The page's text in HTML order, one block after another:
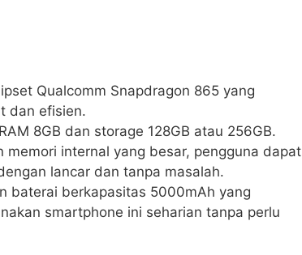
Qualcomm Snapdragon 865 yang
dan efisien.
8GB dan storage 128GB atau 256GB.
internal yang besar, pengguna dapat
lancar dan tanpa masalah.
baterai berkapasitas 5000mAh yang
smartphone ini seharian tanpa perlu